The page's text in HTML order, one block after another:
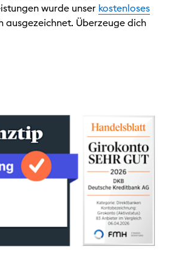
wurde unser kostenloses
ausgezeichnet. Überzeuge dich